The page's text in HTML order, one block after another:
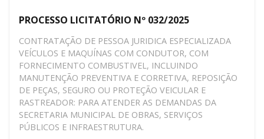
PROCESSO LICITATÓRIO Nº 032/2025
CONTRATAÇÃO DE PESSOA JURIDICA ESPECIALIZADA
VEÍCULOS E MAQUÍNAS COM CONDUTOR, COM
FORNECIMENTO COMBUSTIVEL, INCLUINDO
MANUTENÇÃO PREVENTIVA E CORRETIVA, REPOSIÇÃO
DE PEÇAS, SEGURO OU PROTEÇÃO VEICULAR E
RASTREADOR: PARA ATENDER AS DEMANDAS DA
SECRETARIA MUNICIPAL DE OBRAS, SERVIÇOS
PÚBLICOS E INFRAESTRUTURA.